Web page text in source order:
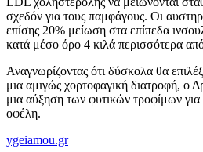
σχεδόν για τους παμφάγους. Οι
επίσης 20% μείωση στα επίπεδα
κατά μέσο όρο 4 κιλά περισσότερα
Αναγνωρίζοντας ότι δύσκολα θα
μια αμιγώς χορτοφαγική διατροφή, ο
μια αύξηση των φυτικών τροφίμων
οφέλη.
ygeiamou.gr